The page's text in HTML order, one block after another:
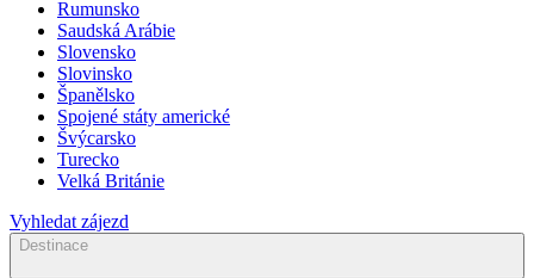
Rumunsko
Saudská Arábie
Slovensko
Slovinsko
Španělsko
Spojené státy americké
Švýcarsko
Turecko
Velká Británie
Vyhledat zájezd
Destinace